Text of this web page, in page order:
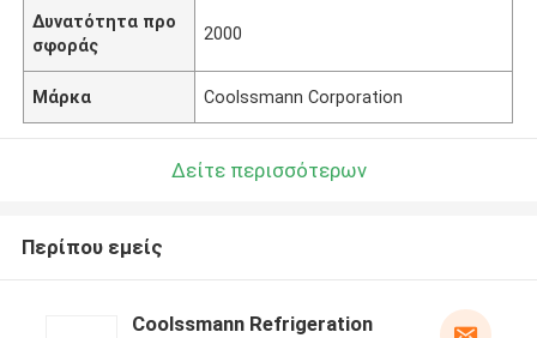
Δυνατότητα προ
σφοράς
2000
Μάρκα Coolssmann Corporation
Δείτε περισσότερων
Περίπου εμείς
Coolssmann Refrigeration